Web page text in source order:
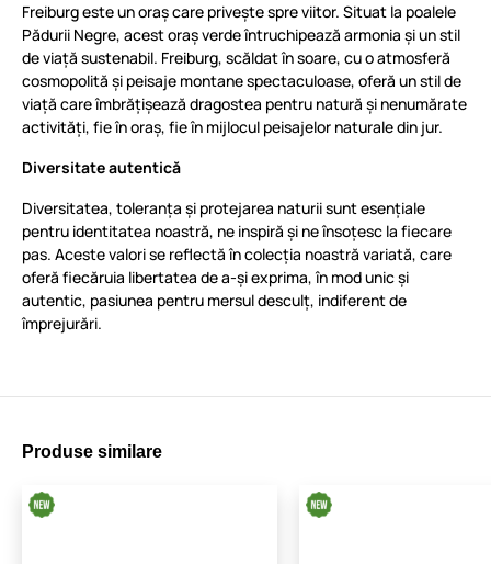
Freiburg este un oraș care privește spre viitor. Situat la poalele
Pădurii Negre, acest oraș verde întruchipează armonia și un stil
de viață sustenabil. Freiburg, scăldat în soare, cu o atmosferă
cosmopolită și peisaje montane spectaculoase, oferă un stil de
viață care îmbrățișează dragostea pentru natură și nenumărate
activități, fie în oraș, fie în mijlocul peisajelor naturale din jur.
Diversitate autentică
Diversitatea, toleranța și protejarea naturii sunt esențiale
pentru identitatea noastră, ne inspiră și ne însoțesc la fiecare
pas. Aceste valori se reflectă în colecția noastră variată, care
oferă fiecăruia libertatea de a-și exprima, în mod unic și
autentic, pasiunea pentru mersul desculț, indiferent de
împrejurări.
Produse similare